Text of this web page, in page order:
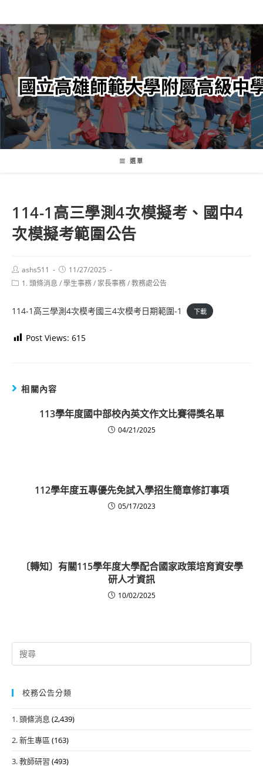
轉
至
主
內
容
選單
114-1高三學測4次模擬考、國中4
次模擬考範圍公告
Post
author:
ashs511
Post
published:
11/27/2025
Post1. 頭條消息 /學生事務/ 家長事務/教務處公告
114-1高三學測4次模考國三4次模考日期範圍-1 下載
Post Views: 615
相關內容
113學年度國中部校內英文作文比賽得獎名單
04/21/2025
112學年度五專優先免試入學招生簡章修訂事項
05/17/2023
〔轉知〕有關115學年度大學配合國家政策培育資安學
研人才資訊
10/02/2025
Search
for:
校務公告分類
1. 頭條消息 (2,439)
2. 新生專區 (163)
3. 教師研習 (493)